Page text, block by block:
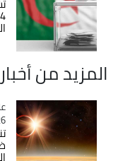
المزيد من أخبار